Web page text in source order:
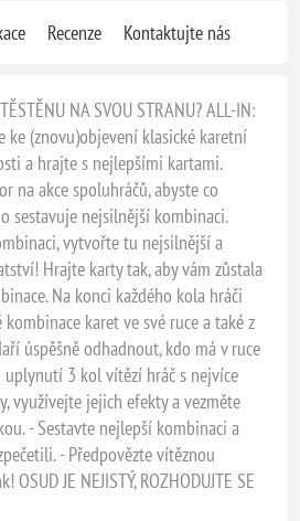
Recenze Kontaktujte nás
NA SVOU STRANU? ALL-IN:
ke (znovu)objevení klasické karetní
a hrajte s nejlepšími kartami.
na akce spoluhráčů, abyste co
sestavuje nejsilnější kombinaci.
vytvořte tu nejsilnější a
Hrajte karty tak, aby vám zůstala
Na konci každého kola hráči
karet ve své ruce a také z
úspěšně odhadnout, kdo má v ruce
uplynutí 3 kol vítězí hráč s nejvíce
využívejte jejich efekty a vezměte
- Sestavte nejlepší kombinaci a
- Předpovězte vítěznou
JE NEJISTÝ, ROZHODUJTE SE